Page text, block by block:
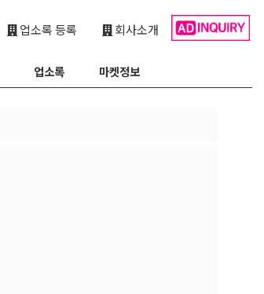
회사소개
업소록 등록
업소록 마켓정보